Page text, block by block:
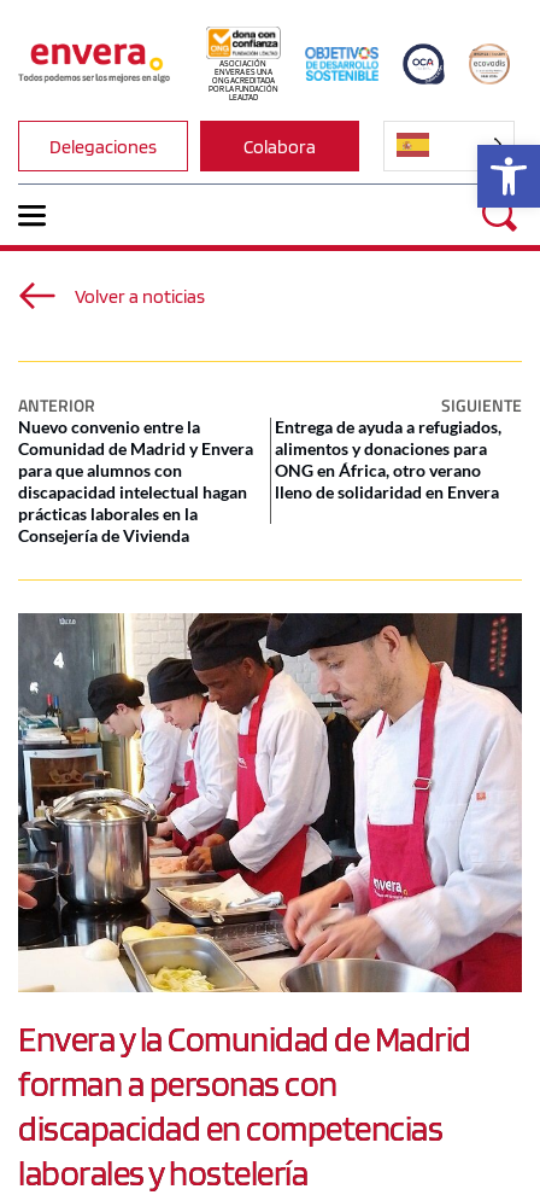
ASOCIACIÓN
ENVERA ES UNA
ONG ACREDITADA
POR LA FUNDACIÓN
LEALTAD
Delegaciones Colabora
Volver a noticias
ANTERIOR SIGUIENTE
Nuevo convenio entre la
Comunidad de Madrid y Envera
para que alumnos con
discapacidad intelectual hagan
prácticas laborales en la
Consejería de Vivienda
Entrega de ayuda a refugiados,
alimentos y donaciones para
ONG en África, otro verano
lleno de solidaridad en Envera
Envera y la Comunidad de Madrid
forman a personas con
discapacidad en competencias
laborales y hostelería